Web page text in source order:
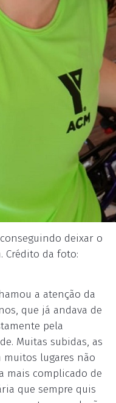
deixar o
Crédito da foto:
a atenção da
que já andava de
pela
Muitas subidas, as
muitos lugares não
mais complicado de
que sempre quis